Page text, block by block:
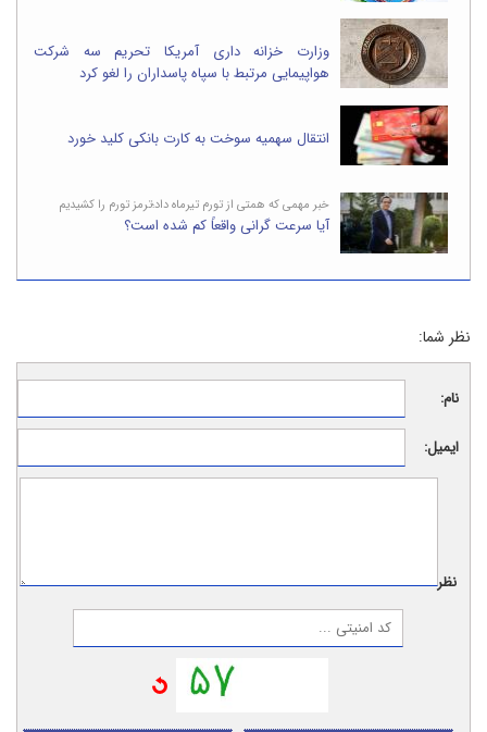
وزارت خزانه داری آمریکا تحریم سه شرکت
هواپیمایی مرتبط با سپاه پاسداران را لغو کرد
انتقال سهمیه سوخت به کارت بانکی کلید خورد
خبر مهمی که همتی از تورم تیرماه داد؛ترمز تورم را کشیدیم
آیا سرعت گرانی واقعاً کم شده است؟
نظر شما:
نام:
ایمیل:
نظر: